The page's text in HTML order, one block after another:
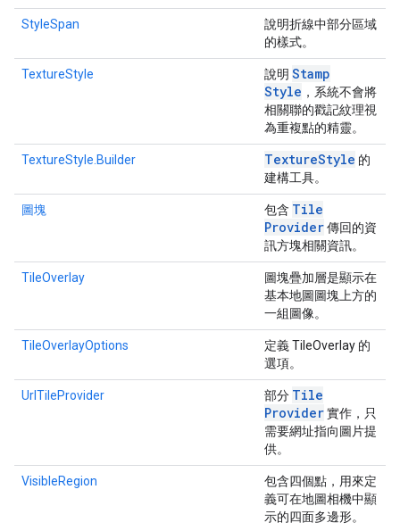
StyleSpan
說明折線中部分區域
的樣式。
TextureStyle 說明 Stamp
Style ，系統不會將
相關聯的戳記紋理視
為重複點的精靈。
TextureStyle.Builder TextureStyle 的
建構工具。
圖塊 包含 Tile
Provider傳回的資
訊方塊相關資訊。
TileOverlay
圖塊疊加層是顯示在
基本地圖圖塊上方的
一組圖像。
TileOverlayOptions
定義 TileOverlay 的
選項。
UrlTileProvider 部分 Tile
Provider實作，只
需要網址指向圖片提
供。
VisibleRegion
包含四個點，用來定
義可在地圖相機中顯
示的四面多邊形。